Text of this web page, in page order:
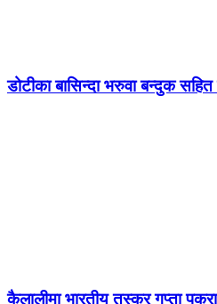
डोटीका बासिन्दा भरुवा बन्दुक
कैलालीमा भारतीय तस्कर गुप्ता